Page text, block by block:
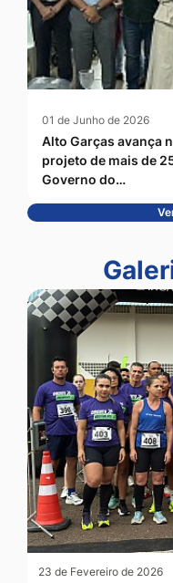
01 de Junho de 2026
Alto Garças avança
projeto de mais de
Governo do…
Seção Galeria de
23 de Fevereiro de 2026